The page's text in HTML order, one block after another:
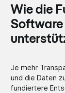
Wie die
Software
Je mehr
und die Daten
fundiertere